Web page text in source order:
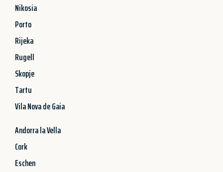
Nikosia
Porto
Rijeka
Rugell
Skopje
Tartu
Vila Nova de Gaia
Andorra la Vella
Cork
Eschen